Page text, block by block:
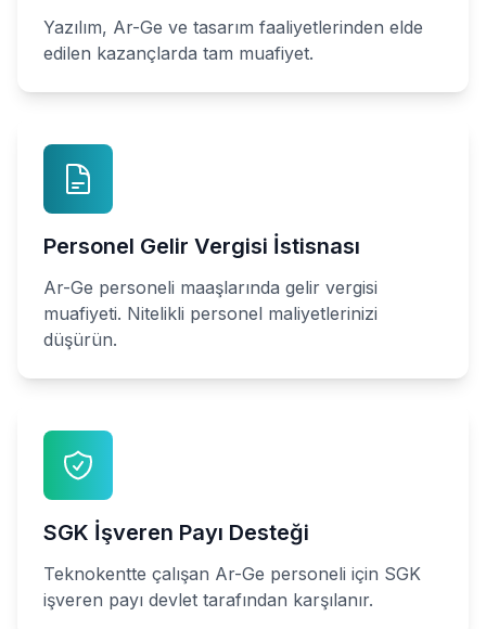
Yazılım, Ar-Ge ve tasarım faaliyetlerinden elde
edilen kazançlarda tam muafiyet.
Personel Gelir Vergisi İstisnası
Ar-Ge personeli maaşlarında gelir vergisi
muafiyeti. Nitelikli personel maliyetlerinizi
düşürün.
SGK İşveren Payı Desteği
Teknokentte çalışan Ar-Ge personeli için SGK
işveren payı devlet tarafından karşılanır.